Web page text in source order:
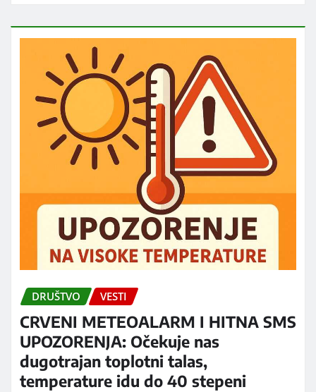
DRUŠTVO VESTI
CRVENI METEOALARM I HITNA SMS
UPOZORENJA: Očekuje nas
dugotrajan toplotni talas,
temperature idu do 40 stepeni